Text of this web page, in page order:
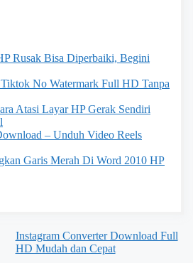
Rusak Bisa Diperbaiki, Begini
No Watermark Full HD Tanpa
Atasi Layar HP Gerak Sendiri
– Unduh Video Reels
Garis Merah Di Word 2010 HP
Instagram Converter Download Full
HD Mudah dan Cepat